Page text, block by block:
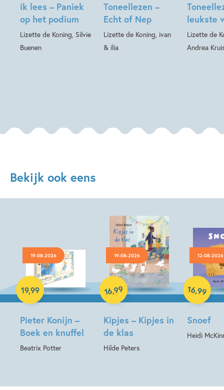
ik lees – Paniek
op het podium
Lizette de Koning, Silvie
Buenen
Toneellezen –
Echt of Nep
Lizette de Koning, ivan
& ilia
leukste
Lizette de
Andrea
Bekijk ook eens
19-08-2026
Pieter Konijn –
Boek en knuffel
Beatrix Potter
19,99
Hardcover
19-08-2026
Kipjes – Kipjes in
de klas
Hilde Peters
16,99
Hardcover
12-08-2026
Snoef
Heidi
16,99
Hardcover